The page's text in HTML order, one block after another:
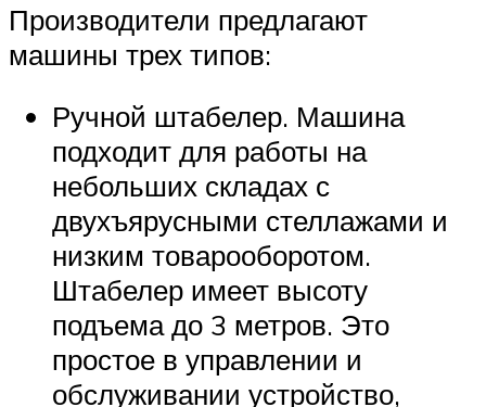
Производители предлагают
машины трех типов:
Ручной штабелер. Машина
подходит для работы на
небольших складах с
двухъярусными стеллажами и
низким товарооборотом.
Штабелер имеет высоту
подъема до 3 метров. Это
простое в управлении и
обслуживании устройство,